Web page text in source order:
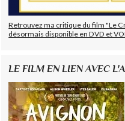
Retrouvez ma critique du film "Le
désormais disponible en DVD et
LE FILM EN LIEN AVEC